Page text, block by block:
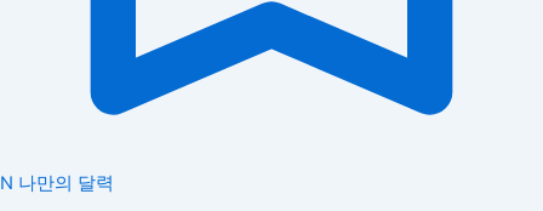
N 나만의 달력